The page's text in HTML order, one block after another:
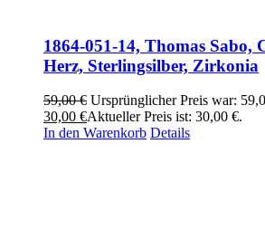
1864-051-14, Thomas Sabo,
Herz, Sterlingsilber, Zirkonia
59,00€ Ursprünglicher Preis war:
30,00 €Aktueller Preis ist: 30,00 €.
In den Warenkorb Details